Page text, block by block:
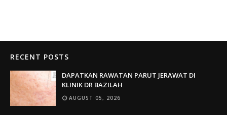
RECENT POSTS
DAPATKAN RAWATAN PARUT JERAWAT DI
KLINIK DR BAZILAH
AUGUST 05, 2026